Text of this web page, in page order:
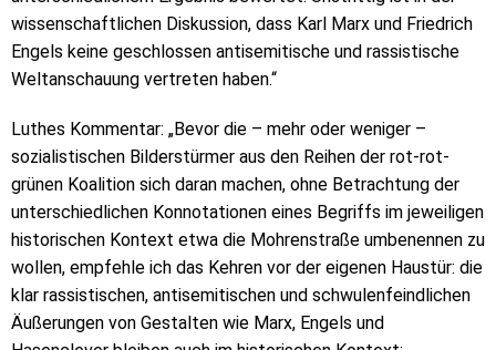
wissenschaftlichen Diskussion, dass Karl Marx und Friedrich
Engels keine geschlossen antisemitische und rassistische
Weltanschauung vertreten haben.“
Luthes Kommentar: „Bevor die – mehr oder weniger –
sozialistischen Bilderstürmer aus den Reihen der rot-rot-
grünen Koalition sich daran machen, ohne Betrachtung der
unterschiedlichen Konnotationen eines Begriffs im jeweiligen
historischen Kontext etwa die Mohrenstraße umbenennen zu
wollen, empfehle ich das Kehren vor der eigenen Haustür: die
klar rassistischen, antisemitischen und schwulenfeindlichen
Äußerungen von Gestalten wie Marx, Engels und